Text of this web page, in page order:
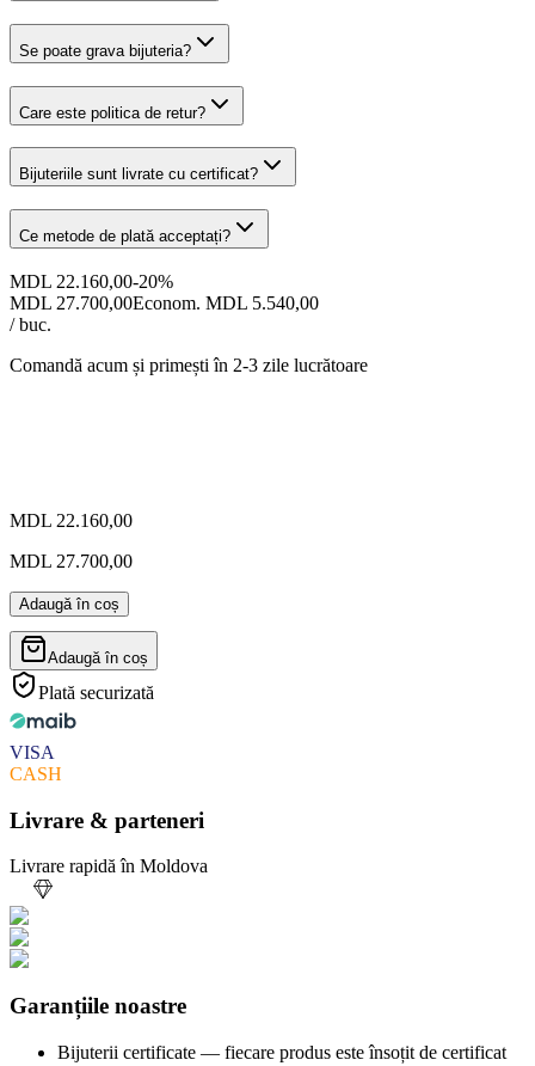
Se poate grava bijuteria?
Care este politica de retur?
Bijuteriile sunt livrate cu certificat?
Ce metode de plată acceptați?
MDL 22.160,00-20%
MDL 27.700,00Econom. MDL 5.540,00
/ buc.
Comandă acum și primești în 2-3 zile lucrătoare
MDL 22.160,00
MDL 27.700,00
Adaugă în coș
Adaugă în coș
Plată securizată
VISA
CASH
Livrare & parteneri
Livrare rapidă în Moldova
Garanțiile noastre
Bijuterii certificate — fiecare produs este însoțit de certificat